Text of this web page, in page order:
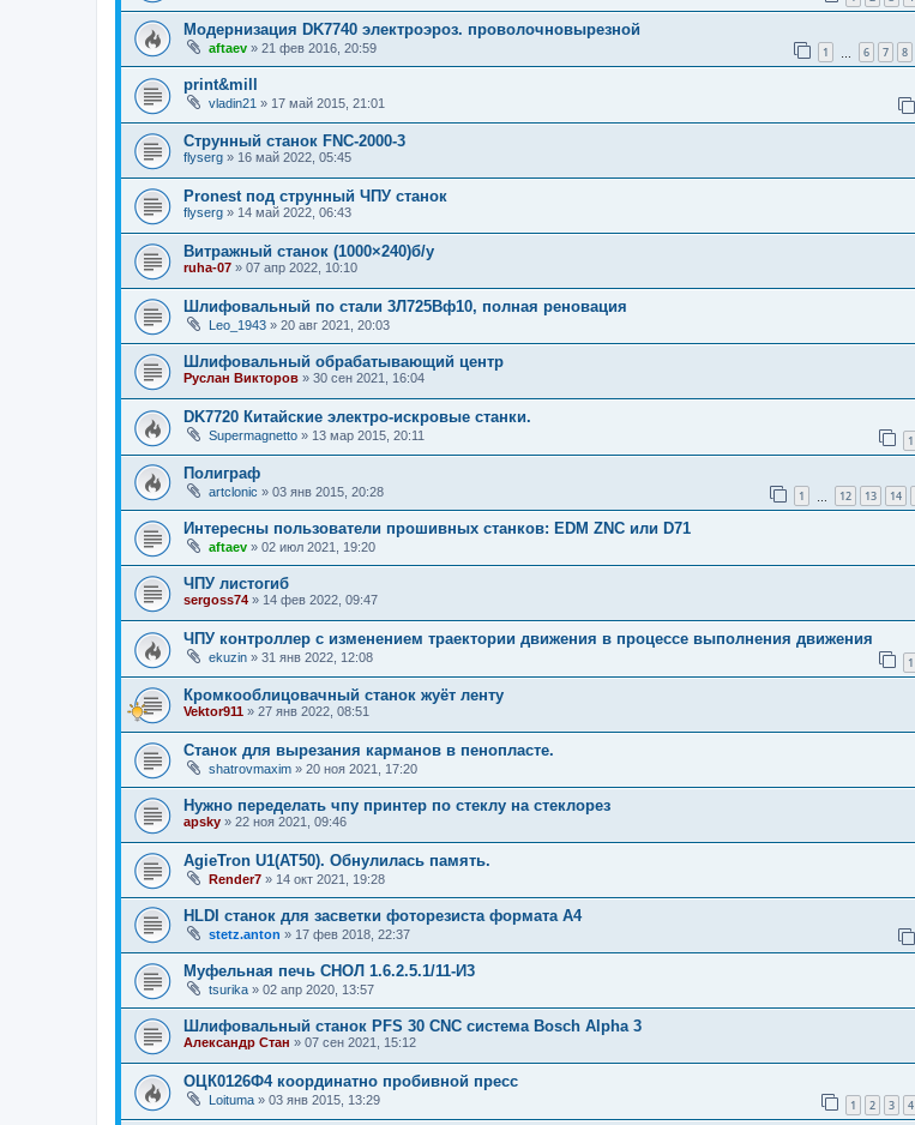
Модернизация DK7740 электроэроз. проволочновырезной
aftaev » 21 фев 2016, 20:59 1 6 7 8
print&mill
vladin21 » 17 май 2015, 21:01
Струнный станок FNC-2000-3
flyserg » 16 май 2022, 05:45
Pronest под струнный ЧПУ станок
flyserg » 14 май 2022, 06:43
Витражный станок (1000×240)б/у
ruha-07 » 07 апр 2022, 10:10
Шлифовальный по стали 3Л725Вф10, полная реновация
Leo_1943 » 20 авг 2021, 20:03
Шлифовальный обрабатывающий центр
Руслан Викторов » 30 сен 2021, 16:04
DK7720 Китайские электро-искровые станки.
Supermagnetto » 13 мар 2015, 20:11 1
Полиграф
artclonic » 03 янв 2015, 20:28 1 12 13 14
Интересны пользователи прошивных станков: EDM ZNC или D71
aftaev » 02 июл 2021, 19:20
ЧПУ листогиб
sergoss74 » 14 фев 2022, 09:47
ЧПУ контроллер с изменением траектории движения в процессе выполнения движения
ekuzin » 31 янв 2022, 12:08 1
Кромкооблицовачный станок жуёт ленту
Vektor911 » 27 янв 2022, 08:51
Станок для вырезания карманов в пенопласте.
shatrovmaxim » 20 ноя 2021, 17:20
Нужно переделать чпу принтер по стеклу на стеклорез
apsky » 22 ноя 2021, 09:46
AgieTron U1(AT50). Обнулилась память.
Render7 » 14 окт 2021, 19:28
HLDI станок для засветки фоторезиста формата А4
stetz.anton » 17 фев 2018, 22:37
Муфельная печь СНОЛ 1.6.2.5.1/11-И3
tsurika » 02 апр 2020, 13:57
Шлифовальный станок PFS 30 CNC система Bosch Alpha 3
Александр Стан » 07 сен 2021, 15:12
ОЦК0126Ф4 координатно пробивной пресс
Loituma » 03 янв 2015, 13:29 1 2 3 4